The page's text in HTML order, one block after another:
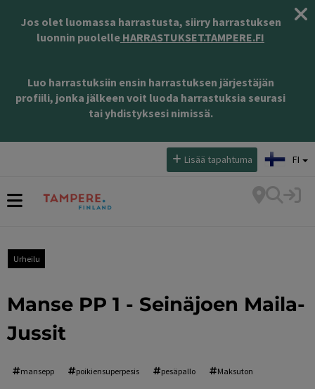
Jos olet luomassa harrastusta, siirry harrastuksen
luonnin puolelle HARRASTUKSET.TAMPERE.FI
Luo harrastuksiin ensin harrastuksen järjestäjän
profiili, jonka jälkeen voit luoda harrastuksia seurasi
tai yhdistyksesi nimissä.
Lisää tapahtuma FI
Urheilu
Manse PP 1 - Seinäjoen Maila-
Jussit
mansepp poikiensuperpesis pesäpallo Maksuton